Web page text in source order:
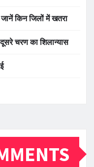
जानें किन जिलों में खतरा
चरण का शिलान्यास